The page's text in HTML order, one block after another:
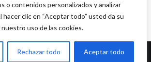
o contenidos personalizados y analizar
clic en “Aceptar todo” usted da su
uso de las cookies.
Rechazar todo Aceptar todo
Desarrollado por